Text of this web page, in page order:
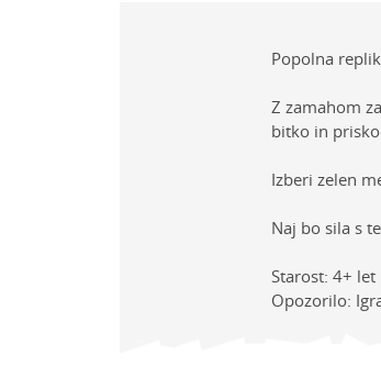
Popolna
Z zamahom
bitko in
Izberi zelen
Naj bo sila s
Starost: 4+ let
Opozorilo: